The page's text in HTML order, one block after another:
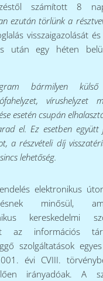
számított 8
ezután törlünk a
visszaigazolását
után egy héten
bármilyen külső
vírushelyzet
esetén csupán
el. Ez esetben együtt
a részvételi díj
lehetőség.
elektronikus
minősül,
kereskedelmi
az információs
szolgáltatások
évi CVIII.
irányadóak. A